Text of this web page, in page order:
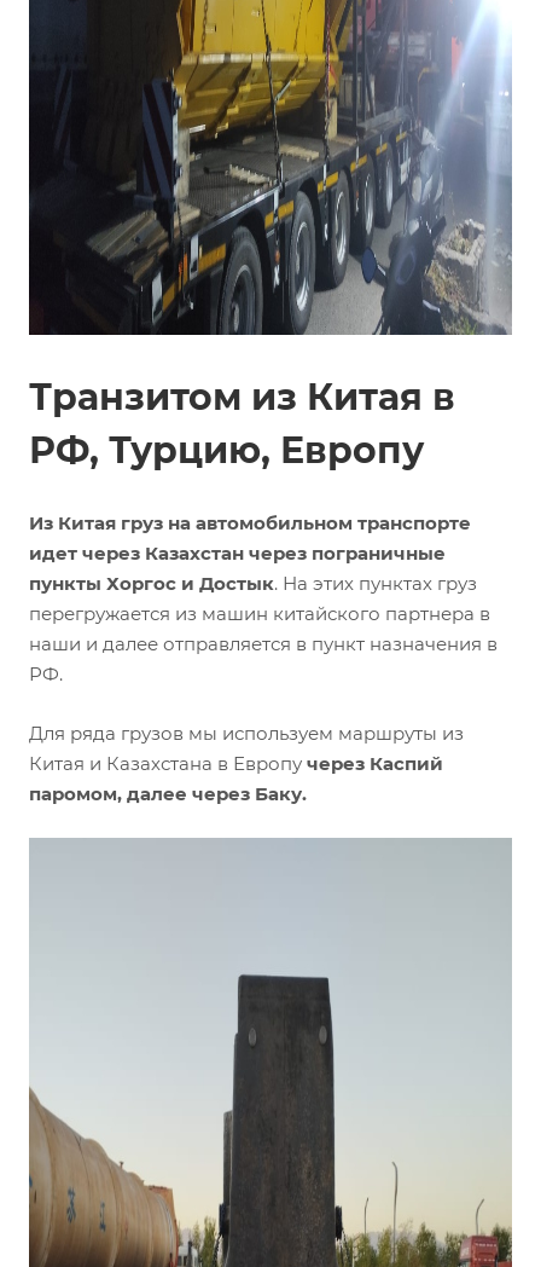
Транзитом из Китая в
РФ, Турцию, Европу
Из Китая груз на автомобильном транспорте
идет через Казахстан через пограничные
пункты Хоргос и Достык. На этих пунктах груз
перегружается из машин китайского партнера в
наши и далее отправляется в пункт назначения в
РФ.
Для ряда грузов мы используем маршруты из
Китая и Казахстана в Европу через Каспий
паромом, далее через Баку.